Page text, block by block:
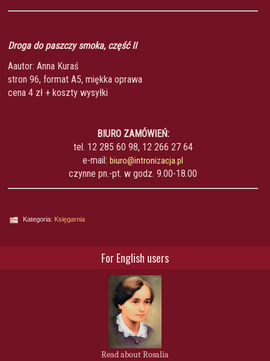
Droga do paszczy smoka, część II
Aautor: Anna Kuraś
stron 96, format A5, miękka oprawa
cena 4 zł + koszty wysyłki
BIURO ZAMÓWIEŃ:
tel. 12 285 60 98, 12 266 27 64
e-mail: biuro@intronizacja.pl
czynne pn.-pt. w godz. 9.00-18.00
Kategoria: Księgarnia
For English users
Read about Rosalia